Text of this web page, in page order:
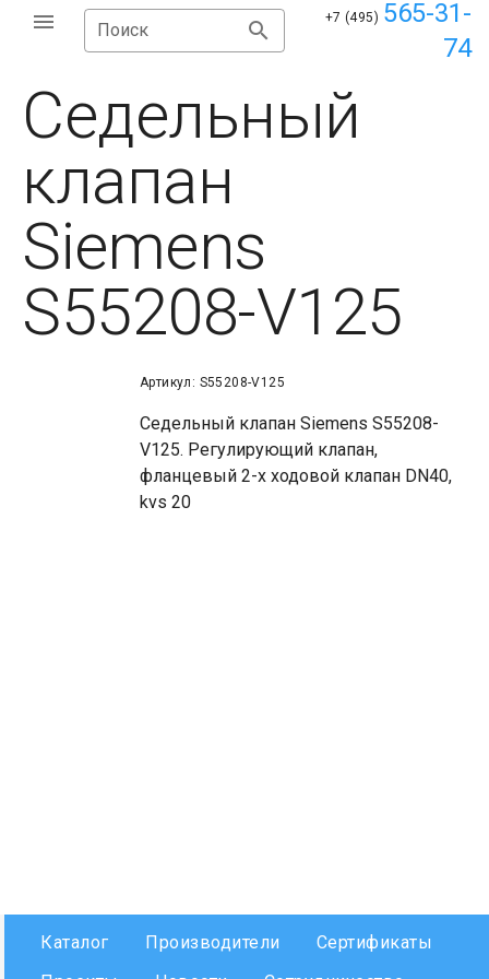
Поиск
+7 (495) 565-31-
74
Седельный
клапан
Siemens
S55208-V125
Артикул: S55208-V125
Седельный клапан Siemens S55208-
V125. Регулирующий клапан,
фланцевый 2-х ходовой клапан DN40,
kvs 20
Каталог Производители
Сертификаты